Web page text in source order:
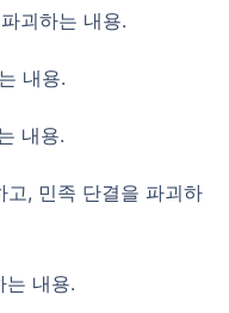
괴하는 내용.
내용.
내용.
는 내용.